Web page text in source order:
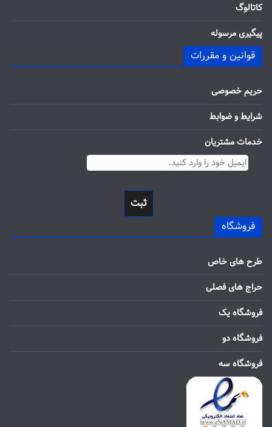
کاتالوگ
پیگیری مرسوله
قوانین و مقررات
حریم خصوصی
شرایط و ضوابط
خدمات مشتریان
ثبت
فروشگاه
طرح های خاص
حراج های فصلی
فروشگاه یک
فروشگاه دو
فروشگاه سه